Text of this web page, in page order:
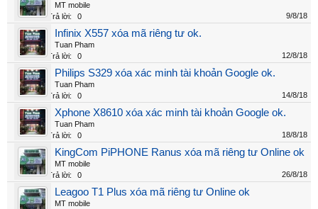
MT mobile
Trả lời:
0 9/8/18
Infinix X557 xóa mã riêng tư ok.
Tuan Pham
Trả lời:
0 12/8/18
Philips S329 xóa xác minh tài khoản Google ok.
Tuan Pham
Trả lời:
0 14/8/18
Xphone X8610 xóa xác minh tài khoản Google ok.
Tuan Pham
Trả lời:
0 18/8/18
KingCom PiPHONE Ranus xóa mã riêng tư Online ok
MT mobile
Trả lời:
0 26/8/18
Leagoo T1 Plus xóa mã riêng tư Online ok
MT mobile